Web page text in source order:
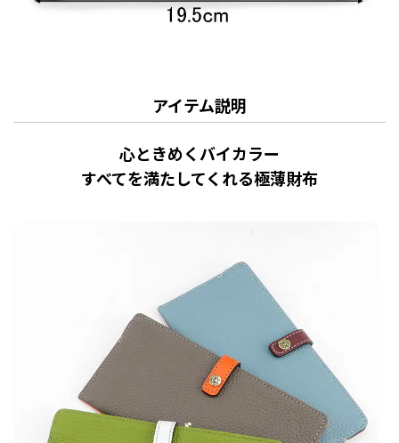
アイテム説明
心ときめくバイカラー
すべてを満たしてくれる極薄財布